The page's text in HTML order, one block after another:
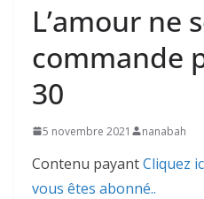
L’amour ne
commande
30
5 novembre 2021 nanabah
Contenu payantCliquez
vous êtes abonné..